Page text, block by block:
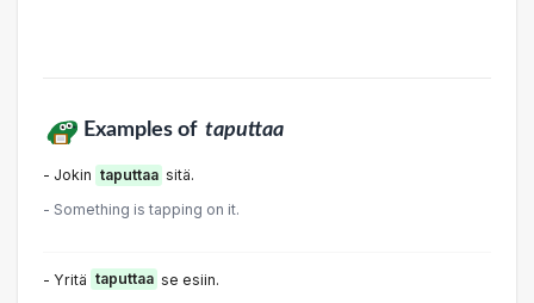
Examples of taputtaa
- Jokin taputtaa sitä.
- Something is tapping on it.
- Yritä taputtaa se esiin.